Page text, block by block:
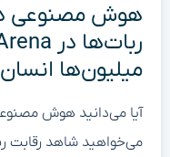
هوش مصنوعی
میلیون‌ها
آیا می‌دانید هوش
می‌خواهید شاهد رقابت